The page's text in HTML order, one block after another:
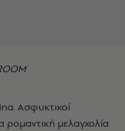
Ασφυκτικοί
ρομαντική μελαγχολία